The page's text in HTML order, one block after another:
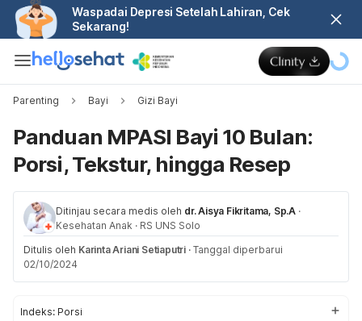
Waspadai Depresi Setelah Lahiran, Cek
Sekarang!
Parenting Bayi Gizi Bayi
Panduan MPASI Bayi 10 Bulan:
Porsi, Tekstur, hingga Resep
Ditinjau secara medis oleh dr. Aisya Fikritama, Sp.A ·
Kesehatan Anak · RS UNS Solo
Ditulis oleh Karinta Ariani Setiaputri · Tanggal diperbarui
02/10/2024
Indeks: Porsi